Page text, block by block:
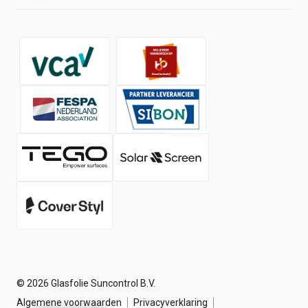
Werken bij
Nieuws
© 2026 Glasfolie Suncontrol B.V.
Algemene voorwaarden
Privacyverklaring